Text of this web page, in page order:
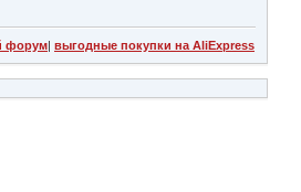
форум| выгодные покупки на AliExpress